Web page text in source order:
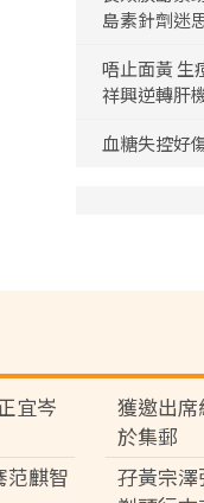
島素針劑迷
唔止面黃 生
祥興逆轉肝
血糖失控好
宜岑
獲邀出
於集郵
范麒智
孖黃宗